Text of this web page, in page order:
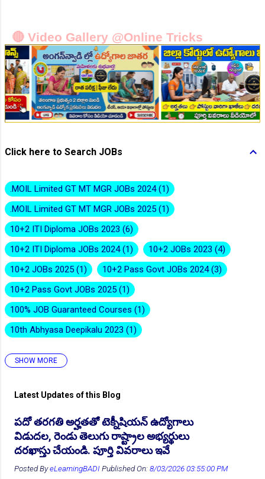
👆Online Applications Ends on 10-August-2026
👆Online Applications Ends on 10-August-2026
🔴 Video Gallery @Online Tricks
Click here to Search JOBs
.MOIL Limited GT MT MGR JOBs 2024 1
.MOIL Limited GT MT MGR JOBs 2025 1
10+2 ITI Diploma JOBs 2023 6
10+2 ITI Diploma JOBs 2024 1 10+2 JOBs 2023 4
10+2 JOBs 2025 1 10+2 Pass Govt JOBs 2024 3
10+2 Pass Govt JOBs 2025 1
100% JOB Guaranteed Courses 1
10th Abhyasa Deepikalu 2023 1
10th Abhyasa Deepikalu 2026-27
10th Inter Degree Jobs 2025 2
10th Inter Degree Jobs 22 6
10th ITI Pass Govt JOB 2025 2
SHOW MORE
Latest Updates of this Blog
పదో తరగతి అర్హతతో టెక్నీషియన్ ఉద్యోగాలు
విడుదల, రెండు తెలుగు రాష్ట్రాల అభ్యర్థులు
దరఖాస్తు చేయండి. పూర్తి వివరాలు ఇవే
Posted ByeLearningBADI Published On:8/03/2026 03:55:00 PM